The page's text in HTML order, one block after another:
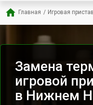
Главная / Игровая
Замена
игровой
в Нижнем